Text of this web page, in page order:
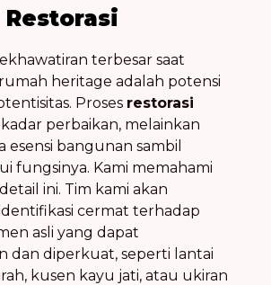
terbesar saat
heritage adalah potensi
Proses restorasi
perbaikan, melainkan
esensi bangunan sambil
fungsinya. Kami memahami
ini. Tim kami akan
cermat terhadap
asli yang dapat
dan diperkuat, seperti lantai
kusen kayu jati, atau ukiran